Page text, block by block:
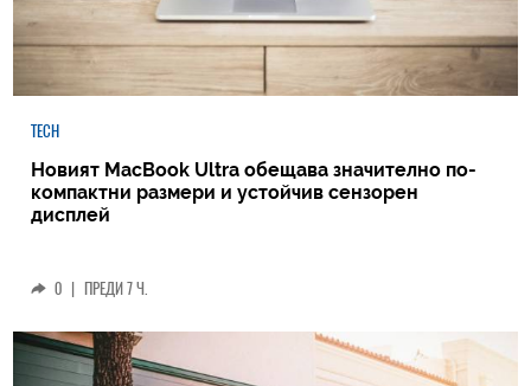
TECH
Новият MacBook Ultra обещава значително по-
компактни размери и устойчив сензорен
дисплей
0 | ПРЕДИ 7 Ч.